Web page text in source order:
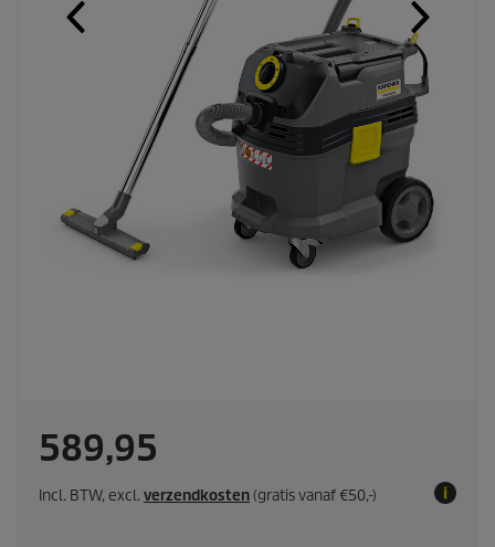
C
u
589,95
Incl. BTW, excl.verzendkosten (gratis vanaf €50,-)